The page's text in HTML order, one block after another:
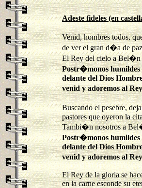
Adeste fideles (en
Venid, hombres todos,
de ver el gran d�a de
Postr�monos humildes
delante del Dios
venid y adoremos al
Buscando el pesebre,
pastores que oyeron la
Postr�monos humildes
delante del Dios
venid y adoremos al
El Rey de la gloria se
en la carne esconde su